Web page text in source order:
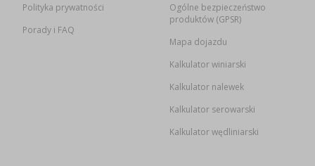
Polityka prywatności
Porady i FAQ
Ogólne bezpieczeństwo
produktów (GPSR)
Mapa dojazdu
Kalkulator winiarski
Kalkulator nalewek
Kalkulator serowarski
Kalkulator wędliniarski